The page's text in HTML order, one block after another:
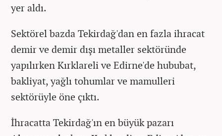
yer aldı.
Sektörel bazda Tekirdağ'dan en fazla ihracat
demir ve demir dışı metaller sektöründe
yapılırken Kırklareli ve Edirne'de hububat,
bakliyat, yağlı tohumlar ve mamulleri
sektörüyle öne çıktı.
İhracatta Tekirdağ'ın en büyük pazarı